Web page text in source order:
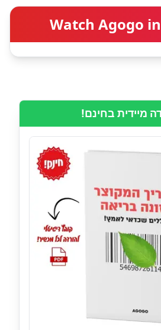
Watch Agogo
מיידית בחינם!